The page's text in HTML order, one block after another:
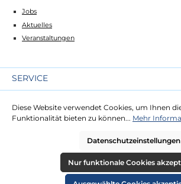
Jobs
Aktuelles
Veranstaltungen
SERVICE
Lieferung
Zahlung
RECHTLICHES
Diese Website verwendet Cookies, um Ihnen
Funktionalität bieten zu können... Mehr
Datenschutzeinstellungen
Nur funktionale Cookies